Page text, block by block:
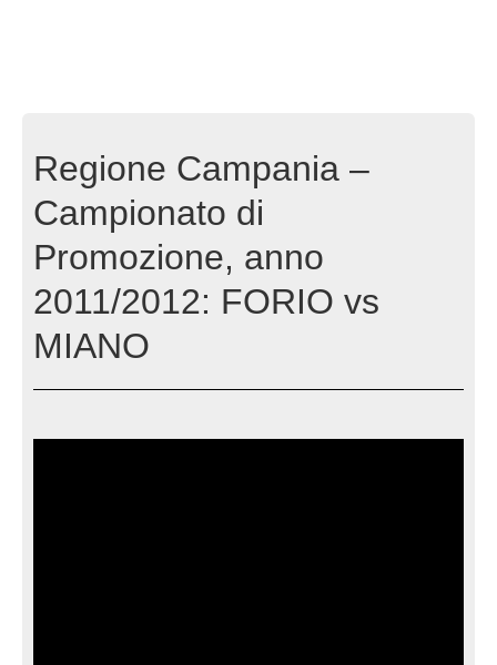
Regione Campania –
Campionato di
Promozione, anno
2011/2012: FORIO vs
MIANO